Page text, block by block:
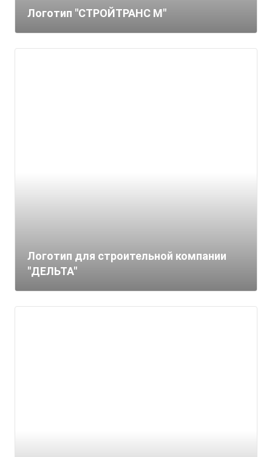
Логотип "СТРОЙТРАНС М"
Логотип для строительной компании
"ДЕЛЬТА"